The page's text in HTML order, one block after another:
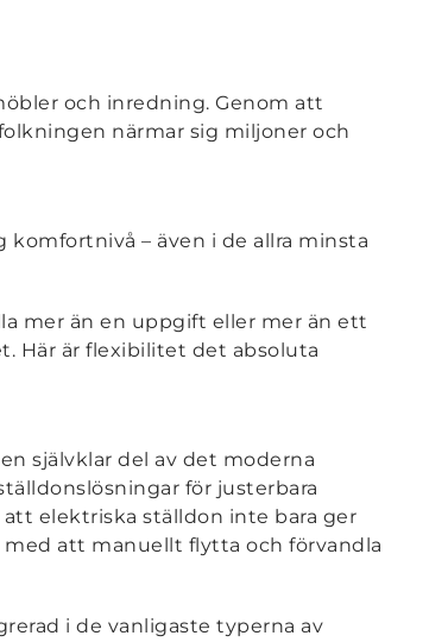
och inredning. Genom att
närmar sig miljoner och
– även i de allra minsta
mer än en uppgift eller mer än ett
Här är flexibilitet det absoluta
självklar del av det moderna
för justerbara
elektriska ställdon inte bara ger
att manuellt flytta och förvandla
i de vanligaste typerna av